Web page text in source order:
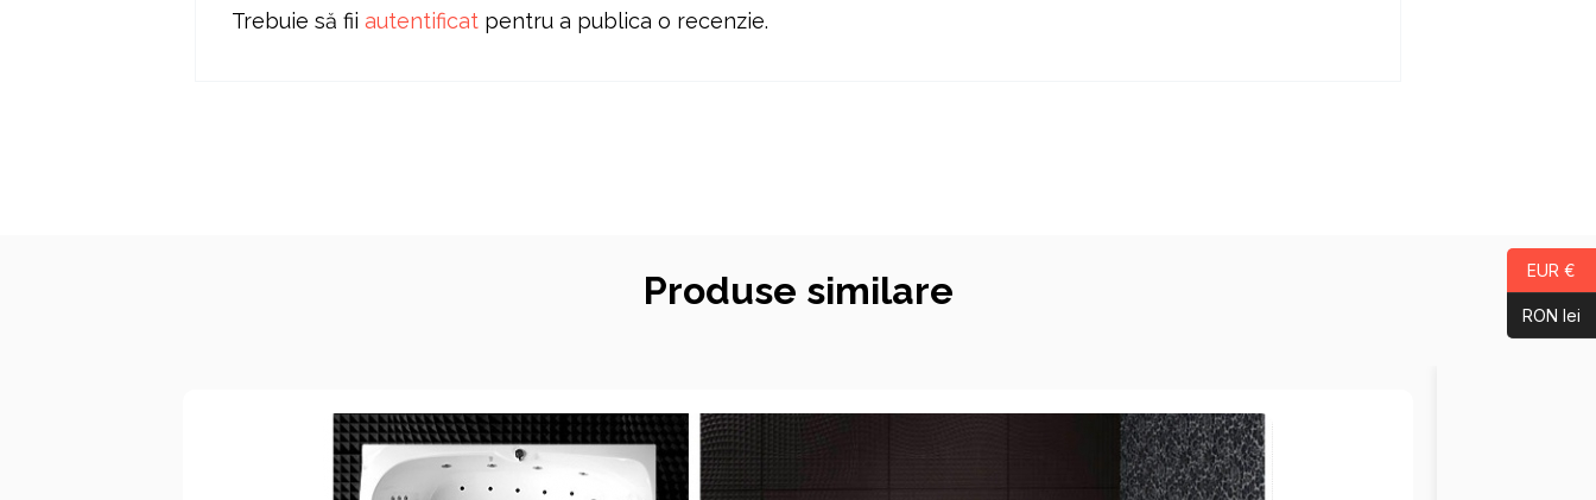
Trebuie să fiiautentificat pentru a publica o recenzie.
Produse similare EUR €
RON lei